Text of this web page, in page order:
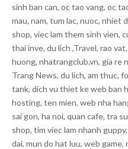
sinh ban can, oc tao vang, oc
mau, nam, tum lac, nuoc, nhiet
shop, viec lam them sinh vien,
thai inve, du lich ,Travel, rao
huong, nhatrangclub.vn, gia re
Trang News, du lich, am thuc,
tank, dich vu thiet ke web ban
hosting, ten mien, web nha
sai gon, ha noi, quan cafe, tra
shop, tim viec lam nhanh
dai, mun do hat luu, web